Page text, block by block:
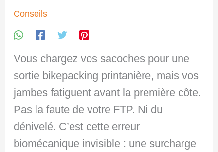
Conseils
Vous chargez vos sacoches pour une
sortie bikepacking printanière, mais vos
jambes fatiguent avant la première côte.
Pas la faute de votre FTP. Ni du
dénivelé. C’est cette erreur
biomécanique invisible : une surcharge